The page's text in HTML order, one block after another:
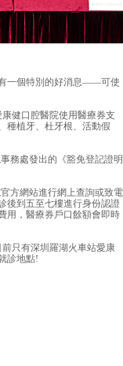
一個特別的好消息——可使
健口腔醫院使用醫療券支
種植牙、杜牙根、活動假
務處發出的《豁免登記證明
方網站進行網上查詢或致電
後到五至七樓進行身份認證
用，醫療券戶口餘額會即時
只有深圳羅湖火車站愛康
診地點!